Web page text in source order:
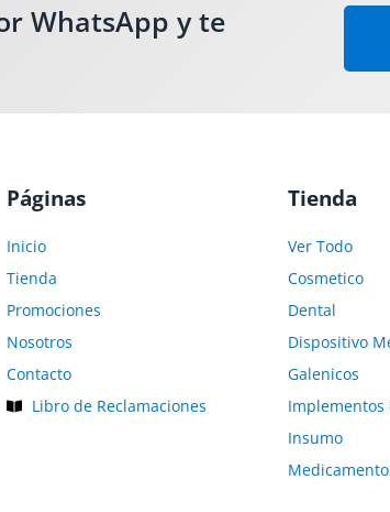
WhatsApp y te
Páginas
Inicio
Tienda
Promociones
Nosotros
Contacto
Libro de Reclamaciones
Tienda
Ver Todo
Cosmetico
Dental
Dispositivo
Galenicos
Implementos
Insumo